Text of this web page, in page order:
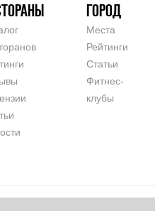
ГОРОД
Места
Рейтинги
Статьи
Фитнес-
клубы